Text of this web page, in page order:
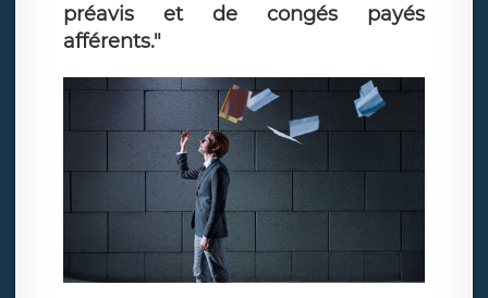
préavis et de congés payés
afférents."